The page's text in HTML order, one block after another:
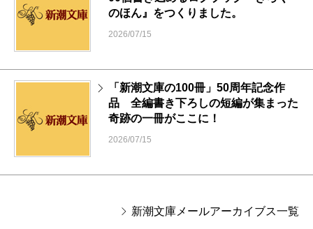
のほん』をつくりました。
2026/07/15
「新潮文庫の100冊」50周年記念作
品 全編書き下ろしの短編が集まった
奇跡の一冊がここに！
2026/07/15
新潮文庫メールアーカイブス一覧